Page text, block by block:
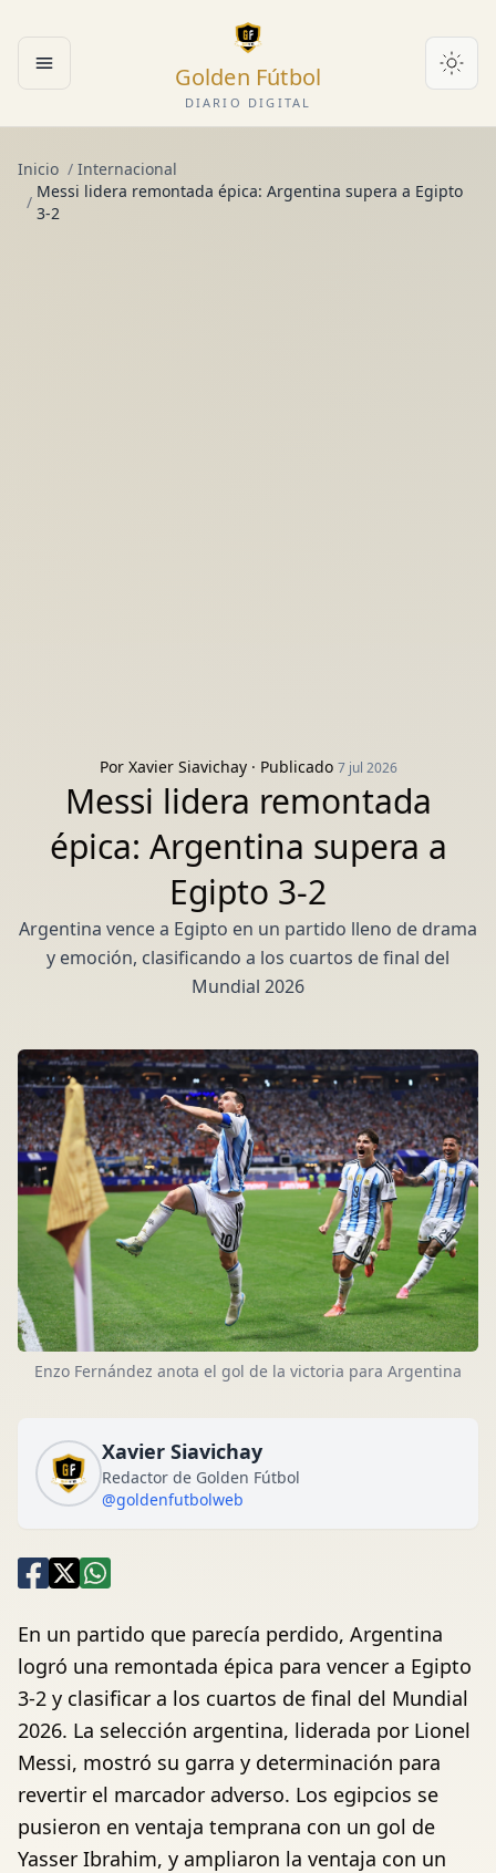
Abrir menú Golden Fútbol
DIARIO DIGITAL
Inicio / Internacional
/
Messi lidera remontada épica: Argentina supera a Egipto
3-2
Por Xavier Siavichay· Publicado 7 jul 2026
Messi lidera remontada
épica: Argentina supera a
Egipto 3-2
Argentina vence a Egipto en un partido lleno de drama
y emoción, clasificando a los cuartos de final del
Mundial 2026
Enzo Fernández anota el gol de la victoria para Argentina
Xavier Siavichay
Redactor de Golden Fútbol
@goldenfutbolweb
En un partido que parecía perdido, Argentina
logró una remontada épica para vencer a Egipto
3-2 y clasificar a los cuartos de final del Mundial
2026. La selección argentina, liderada por Lionel
Messi, mostró su garra y determinación para
revertir el marcador adverso. Los egipcios se
pusieron en ventaja temprana con un gol de
Yasser Ibrahim, y ampliaron la ventaja con un